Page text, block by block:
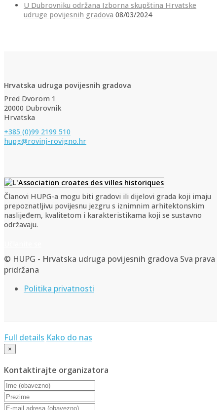
U Dubrovniku održana Izborna skupština Hrvatske
udruge povijesnih gradova 08/03/2024
Hrvatska udruga povijesnih gradova
Pred Dvorom 1
20000 Dubrovnik
Hrvatska
+385 (0)99 2199 510
hupg@rovinj-rovigno.hr
Članovi HUPG-a mogu biti gradovi ili dijelovi grada koji imaju
prepoznatljivu povijesnu jezgru s iznimnim arhitektonskim
naslijeđem, kvalitetom i karakteristikama koji se sustavno
održavaju.
© HUPG - Hrvatska udruga povijesnih gradova Sva prava
pridržana
Politika privatnosti
Full details Kako do nas
×
Kontaktirajte organizatora